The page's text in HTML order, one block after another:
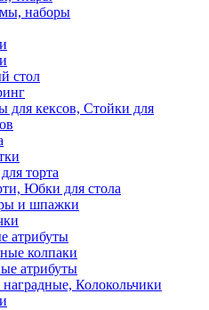
наборы
стол
для кексов, Стойки для
торта
Юбки для стола
и шпажки
атрибуты
колпаки
атрибуты
Колокольчики